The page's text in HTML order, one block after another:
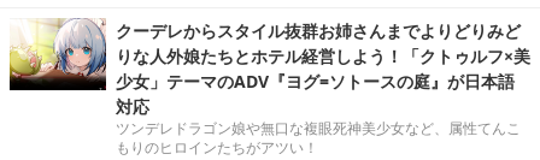
クーデレからスタイル抜群お姉さんまでよりどりみど
りな人外娘たちとホテル経営しよう！「クトゥルフ×美
少女」テーマのADV『ヨグ=ソトースの庭』が日本語
対応
ツンデレドラゴン娘や無口な複眼死神美少女など、属性てんこ
もりのヒロインたちがアツい！